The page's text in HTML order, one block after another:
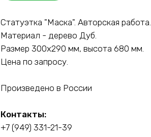
Статуэтка "Маска". Авторская работа.
Материал - дерево Дуб.
Размер 300х290 мм, высота 680 мм.
Цена по запросу.
Произведено в России
Контакты:
+7 (949) 331-21-39